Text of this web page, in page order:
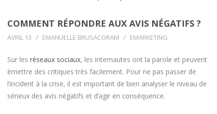
COMMENT RÉPONDRE AUX AVIS NÉGATIFS ?
AVRIL 13 EMANUELLE BRUSACORAM EMARKETING
Sur les réseaux sociaux, les internautes ont la parole et peuvent
émettre des critiques très facilement. Pour ne pas passer de
l’incident à la crise, il est important de bien analyser le niveau de
sérieux des avis négatifs et d’agir en conséquence.